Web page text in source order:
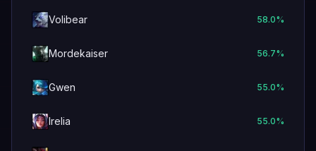
Volibear 58.0%
Mordekaiser 56.7%
Gwen 55.0%
Irelia 55.0%